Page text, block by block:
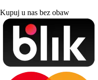
Kupuj u nas bez obaw